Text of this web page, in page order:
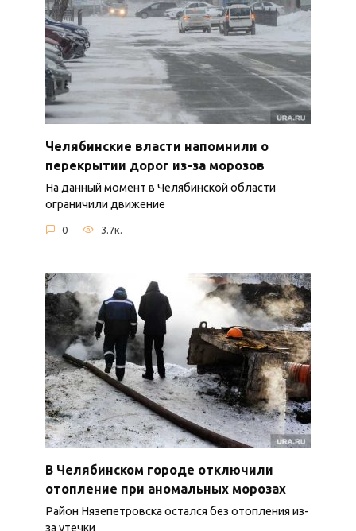
Челябинские власти напомнили о
перекрытии дорог из-за морозов
На данный момент в Челябинской области
ограничили движение
0 3.7к.
В Челябинском городе отключили
отопление при аномальных морозах
Район Нязепетровска остался без отопления из-
за утечки